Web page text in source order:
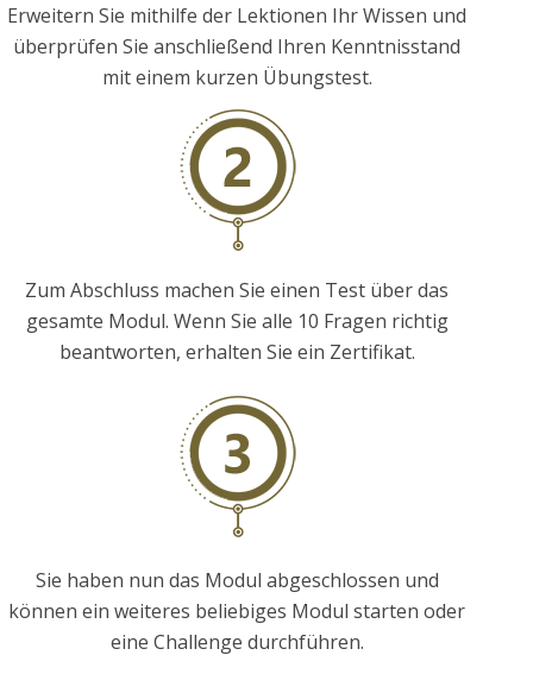
Erweitern Sie mithilfe der Lektionen Ihr Wissen und
überprüfen Sie anschließend Ihren Kenntnisstand
mit einem kurzen Übungstest.
Zum Abschluss machen Sie einen Test über das
gesamte Modul. Wenn Sie alle 10 Fragen richtig
beantworten, erhalten Sie ein Zertifikat.
Sie haben nun das Modul abgeschlossen und
können ein weiteres beliebiges Modul starten oder
eine Challenge durchführen.